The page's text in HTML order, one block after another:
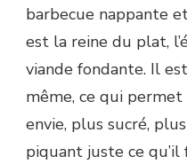
barbecue nappante
est la reine du plat,
viande fondante. Il
même, ce qui
envie, plus sucré,
piquant juste ce qu’il